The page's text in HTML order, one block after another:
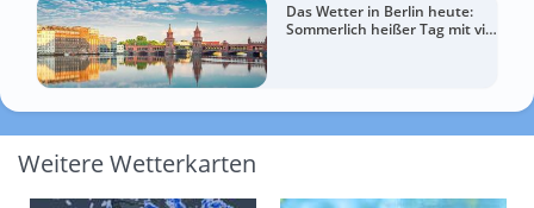
Das Wetter in Berlin heute:
Sommerlich heißer Tag mit viel
Weitere Wetterkarten